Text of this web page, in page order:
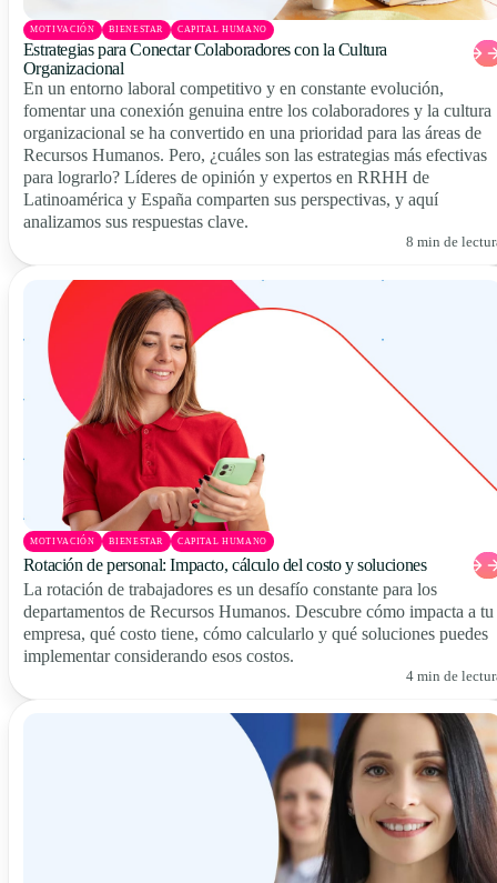
MOTIVACIÓN BIENESTAR CAPITAL HUMANO
Estrategias para Conectar Colaboradores con la Cultura
Organizacional
En un entorno laboral competitivo y en constante evolución,
fomentar una conexión genuina entre los colaboradores y la cultura
organizacional se ha convertido en una prioridad para las áreas de
Recursos Humanos. Pero, ¿cuáles son las estrategias más efectivas
para lograrlo? Líderes de opinión y expertos en RRHH de
Latinoamérica y España comparten sus perspectivas, y aquí
analizamos sus respuestas clave.
8 min de
MOTIVACIÓN BIENESTAR CAPITAL HUMANO
Rotación de personal: Impacto, cálculo del costo y soluciones
La rotación de trabajadores es un desafío constante para los
departamentos de Recursos Humanos. Descubre cómo impacta a tu
empresa, qué costo tiene, cómo calcularlo y qué soluciones puedes
implementar considerando esos costos.
4 min de